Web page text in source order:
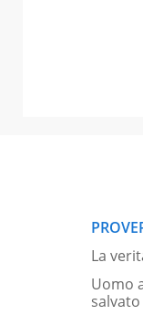
La
Uomo
salvato